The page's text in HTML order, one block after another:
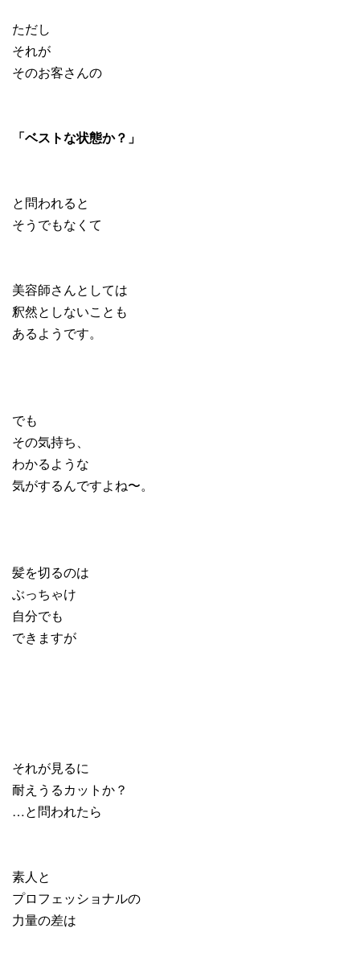
ただし
それが
そのお客さんの
「ベストな状態か？」
と問われると
そうでもなくて
美容師さんとしては
釈然としないことも
あるようです。
でも
その気持ち、
わかるような
気がするんですよね〜。
髪を切るのは
ぶっちゃけ
自分でも
できますが
それが見るに
耐えうるカットか？
…と問われたら
素人と
プロフェッショナルの
力量の差は